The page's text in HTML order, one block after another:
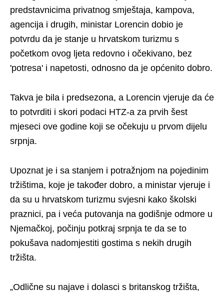
predstavnicima privatnog smještaja, kampova,
agencija i drugih, ministar Lorencin dobio je
potvrdu da je stanje u hrvatskom turizmu s
početkom ovog ljeta redovno i očekivano, bez
'potresa' i napetosti, odnosno da je općenito dobro.
Takva je bila i predsezona, a Lorencin vjeruje da će
to potvrditi i skori podaci HTZ-a za prvih šest
mjeseci ove godine koji se očekuju u prvom dijelu
srpnja.
Upoznat je i sa stanjem i potražnjom na pojedinim
tržištima, koje je također dobro, a ministar vjeruje i
da su u hrvatskom turizmu svjesni kako školski
praznici, pa i veća putovanja na godišnje odmore u
Njemačkoj, počinju potkraj srpnja te da se to
pokušava nadomjestiti gostima s nekih drugih
tržišta.
„Odlične su najave i dolasci s britanskog tržišta,